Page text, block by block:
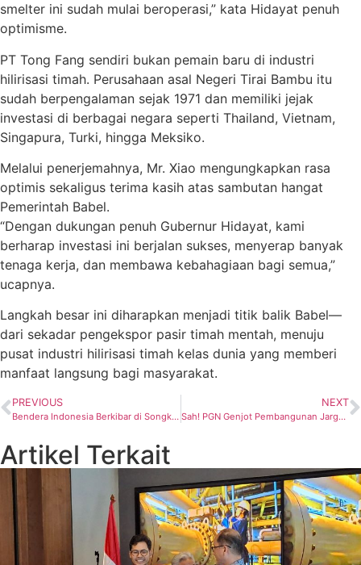
smelter ini sudah mulai beroperasi,” kata Hidayat penuh
optimisme.
PT Tong Fang sendiri bukan pemain baru di industri
hilirisasi timah. Perusahaan asal Negeri Tirai Bambu itu
sudah berpengalaman sejak 1971 dan memiliki jejak
investasi di berbagai negara seperti Thailand, Vietnam,
Singapura, Turki, hingga Meksiko.
Melalui penerjemahnya, Mr. Xiao mengungkapkan rasa
optimis sekaligus terima kasih atas sambutan hangat
Pemerintah Babel.
“Dengan dukungan penuh Gubernur Hidayat, kami
berharap investasi ini berjalan sukses, menyerap banyak
tenaga kerja, dan membawa kebahagiaan bagi semua,”
ucapnya.
Langkah besar ini diharapkan menjadi titik balik Babel—
dari sekadar pengekspor pasir timah mentah, menuju
pusat industri hilirisasi timah kelas dunia yang memberi
manfaat langsung bagi masyarakat.
PREVIOUS
Bendera Indonesia Berkibar di Songkhla, ETSA Dukung Survei Seismik 3D, Wow Mantap
NEXT
Sah! PGN Genjot Pembangunan Jargas, Target 100 Ribu Sambungan Rumah Tahun Ini
Artikel Terkait